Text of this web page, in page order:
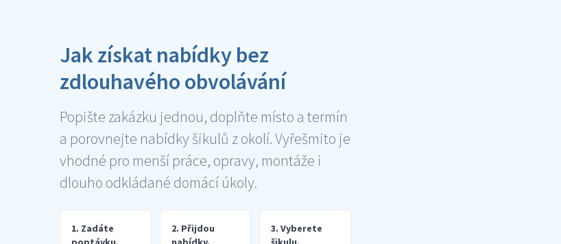
Jak získat nabídky bez
zdlouhavého obvolávání
Popište zakázku jednou, doplňte místo a termín
a porovnejte nabídky šikulů z okolí. Vyřešmito je
vhodné pro menší práce, opravy, montáže i
dlouho odkládané domácí úkoly.
1. Zadáte
2. Přijdou
3. Vyberete